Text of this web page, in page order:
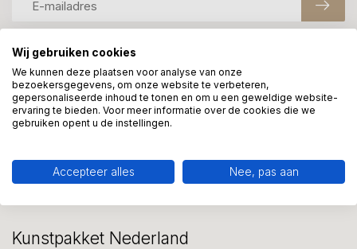
Meer informatie?
We helpen graag met uw keuze of geven advies, bel of app
ons 7 dagen per week: 06-23643267
Kunstpakket Nederland
Wij gebruiken cookies
We kunnen deze plaatsen voor analyse van onze
bezoekersgegevens, om onze website te verbeteren,
gepersonaliseerde inhoud te tonen en om u een geweldige website-
ervaring te bieden. Voor meer informatie over de cookies die we
gebruiken opent u de instellingen.
Accepteer alles Nee, pas aan